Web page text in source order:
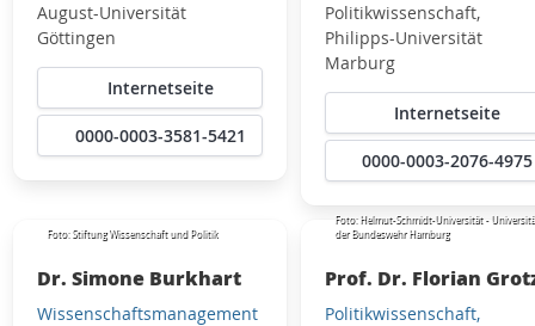
August-Universität
Göttingen
Internetseite
0000-0003-3581-5421
Politikwissenschaft,
Philipps-Universität
Marburg
Internetseite
0000-0003-2076-4975
Foto: Stiftung Wissenschaft und Politik
Dr. Simone Burkhart
Wissenschaftsmanagement
Foto: Helmut-Schmidt-Universität -
der Bundeswehr Hamburg
Prof. Dr. Florian
Politikwissenschaft,